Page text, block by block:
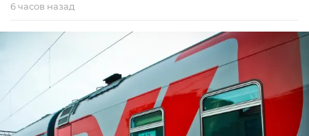
6 часов назад